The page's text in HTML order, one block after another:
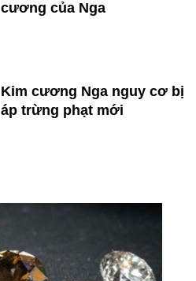
cương của Nga
Kim cương Nga nguy cơ bị
áp trừng phạt mới